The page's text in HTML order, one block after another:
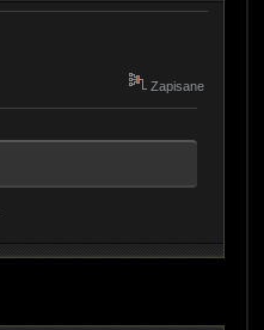
Zapisane